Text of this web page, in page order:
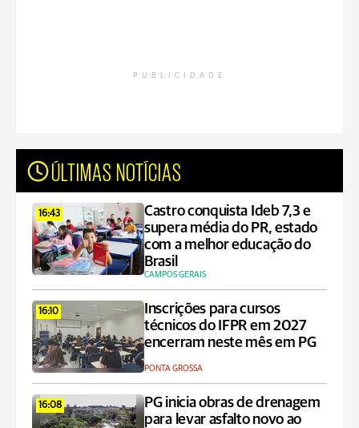
PUBLICIDADE
ÚLTIMAS NOTÍCIAS
16:43
Castro conquista Ideb 7,3 e
supera média do PR, estado
com a melhor educação do
Brasil
CAMPOS GERAIS
16:10
Inscrições para cursos
técnicos do IFPR em 2027
encerram neste mês em PG
PONTA GROSSA
16:08
PG inicia obras de drenagem
para levar asfalto novo ao